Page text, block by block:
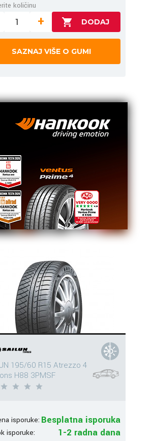
količinu
+
SAZNAJ VIŠE O GUMI
195/60 R15 Atrezzo 4
H88 3PMSF
isporuke: Besplatna isporuka
isporuke: 1-2 radna dana